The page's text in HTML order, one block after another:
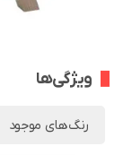
ویژگی‌ها
رنگ‌های موجود